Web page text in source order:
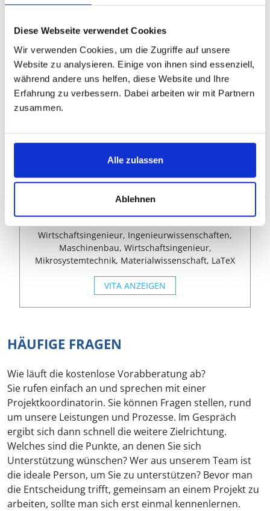
Diese Webseite verwendet Cookies
Wir verwenden Cookies, um die Zugriffe auf unsere
Website zu analysieren. Einige von ihnen sind essenziell,
während andere uns helfen, diese Website und Ihre
Erfahrung zu verbessern. Dabei arbeiten wir mit Partnern
zusammen.
Alle zulassen
Ablehnen
kostenlose Vorab-Beratung
ANDERE LEKTOREN UND COACHES
aus dem Fachbereich Ingenieurwissenschaften
Doktor-Ingenieurin (Dr.-Ing.)
Wirtschaftsingenieur, Ingenieurwissenschaften,
Maschinenbau, Wirtschaftsingenieur,
Mikrosystemtechnik, Materialwissenschaft, LaTeX
VITA ANZEIGEN
HÄUFIGE FRAGEN
Wie läuft die kostenlose Vorabberatung ab?
Sie rufen einfach an und sprechen mit einer
Projektkoordinatorin. Sie können Fragen stellen, rund
um unsere Leistungen und Prozesse. Im Gespräch
ergibt sich dann schnell die weitere Zielrichtung.
Welches sind die Punkte, an denen Sie sich
Unterstützung wünschen? Wer aus unserem Team ist
die ideale Person, um Sie zu unterstützen? Bevor man
die Entscheidung trifft, gemeinsam an einem Projekt zu
arbeiten, sollte man sich erst einmal kennenlernen.